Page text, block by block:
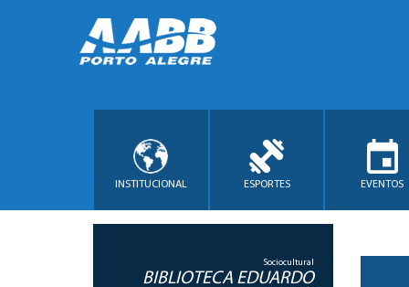
INSTITUCIONAL ESPORTES EVENTOS
Sociocultural
BIBLIOTECA EDUARDO